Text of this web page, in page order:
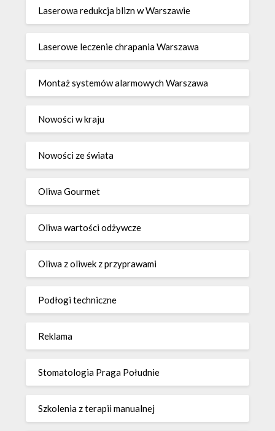
Laserowa redukcja blizn w Warszawie
Laserowe leczenie chrapania Warszawa
Montaż systemów alarmowych Warszawa
Nowości w kraju
Nowości ze świata
Oliwa Gourmet
Oliwa wartości odżywcze
Oliwa z oliwek z przyprawami
Podłogi techniczne
Reklama
Stomatologia Praga Południe
Szkolenia z terapii manualnej